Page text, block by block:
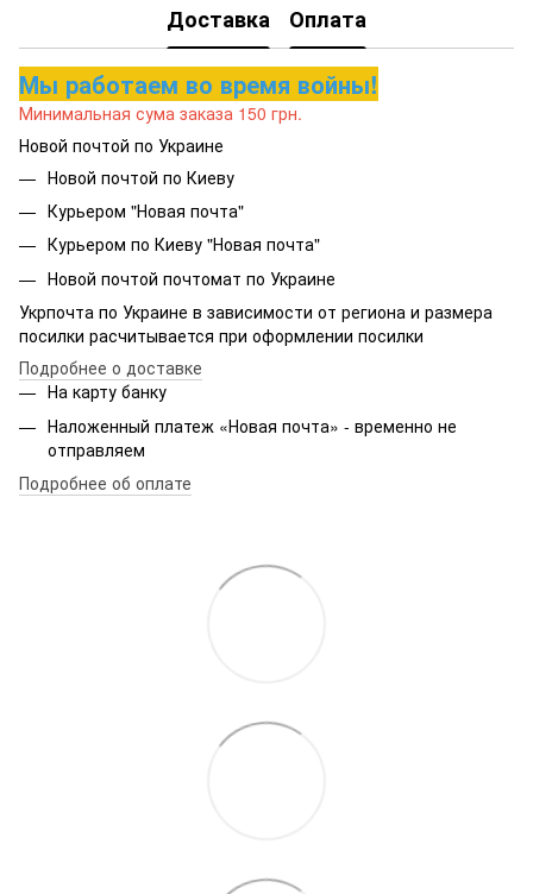
Доставка Оплата
Мы работаем во время войны!
Минимальная сума заказа 150 грн.
Новой почтой по Украине
Новой почтой по Киеву
Курьером "Новая почта"
Курьером по Киеву "Новая почта"
Новой почтой почтомат по Украине
Укрпочта по Украине в зависимости от региона и размера
посилки расчитывается при оформлении посилки
Подробнее о доставке
На карту банку
Наложенный платеж «Новая почта» - временно не
отправляем
Подробнее об оплате